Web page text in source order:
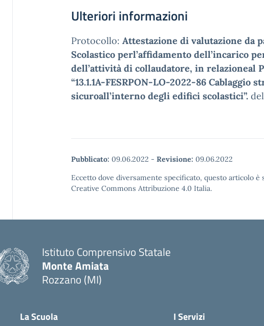
Ulteriori informazioni
Protocollo: Attestazione di valutazione da
Scolastico perl’affidamento dell’incarico
dell’attività di collaudatore, in relazioneal
“13.1.1A-FESRPON-LO-2022-86 Cablaggio
sicuroall’interno degli edifici scolastici”. del
Pubblicato: 09.06.2022 - Revisione: 09.06.2022
Eccetto dove diversamente specificato, questo articolo è
Creative Commons Attribuzione 4.0 Italia.
Istituto Comprensivo Statale
Monte Amiata
Rozzano (MI)
La Scuola I Servizi